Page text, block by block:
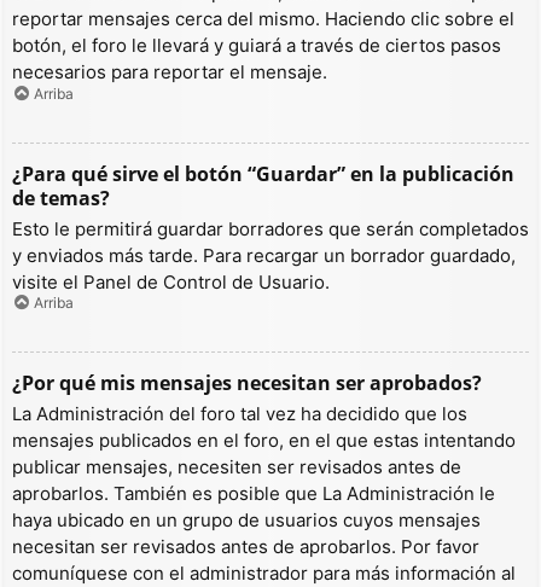
reportar mensajes cerca del mismo. Haciendo clic sobre el
botón, el foro le llevará y guiará a través de ciertos pasos
necesarios para reportar el mensaje.
Arriba
¿Para qué sirve el botón “Guardar” en la publicación
de temas?
Esto le permitirá guardar borradores que serán completados
y enviados más tarde. Para recargar un borrador guardado,
visite el Panel de Control de Usuario.
Arriba
¿Por qué mis mensajes necesitan ser aprobados?
La Administración del foro tal vez ha decidido que los
mensajes publicados en el foro, en el que estas intentando
publicar mensajes, necesiten ser revisados antes de
aprobarlos. También es posible que La Administración le
haya ubicado en un grupo de usuarios cuyos mensajes
necesitan ser revisados antes de aprobarlos. Por favor
comuníquese con el administrador para más información al